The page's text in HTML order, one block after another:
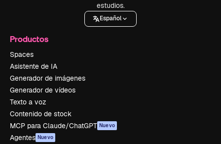
estudios.
Español
Productos
Spaces
Asistente de IA
Generador de imágenes
Generador de vídeos
Texto a voz
Contenido de stock
MCP para Claude/ChatGPT Nuevo
Agentes Nuevo